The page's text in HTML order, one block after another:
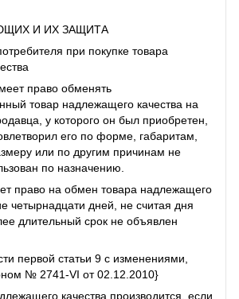
И ИХ ЗАЩИТА
при покупке товара
право обменять
товар надлежащего качества на
у которого он был приобретен,
его по форме, габаритам,
или по другим причинам не
по назначению.
право на обмен товара надлежащего
четырнадцати дней, не считая дня
длительный срок не объявлен
первой статьи 9 с изменениями,
№ 2741-VI от 02.12.2010}
качества производится, если